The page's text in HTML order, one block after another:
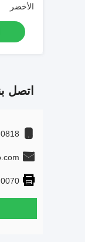
الأخضر
اتصل